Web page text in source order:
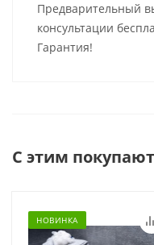
Предварительный
консультации
Гарантия!
С этим покупают
НОВИНКА